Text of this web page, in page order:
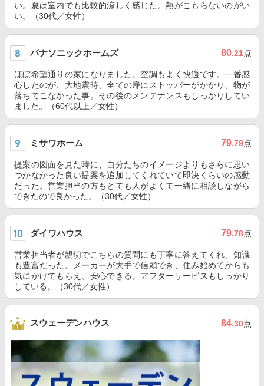
い。夏は室内でも比較的涼しく感じた。熱がこもらないのがい
い。（30代／女性）
パナソニックホームズ 80.21点
ほぼ希望通りの家になりました。空調もよく快適です。一番感
心したのが、大地震時、全ての扉にストッパーがかかり、物が
落ちてこなかった事。その後のメンテナンスもしっかりしてい
ました。（60代以上／女性）
ミサワホーム 79.79点
提案の図面を見た時に、自分たちのイメージよりもさらに思い
つかなかった良い提案を追加してくれていて即決くらいの感動
だった。営業担当の方もとても人がよくて一緒に相談しながら
できたので良かった。（30代／女性）
ダイワハウス 79.78点
営業担当者が親切でこちらの質問にも丁寧に答えてくれ、知識
も豊富だった。メーカーが大手で信頼でき、住み始めてからも
気にかけてもらえ、安心できる。アフターサービスもしっかり
している。（30代／女性）
スウェーデンハウス 84.30点